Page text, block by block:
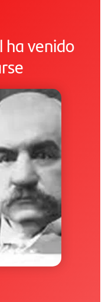
ha venido